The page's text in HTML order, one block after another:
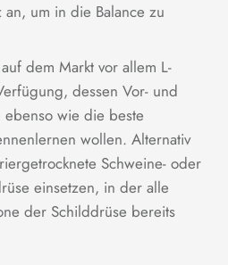
an, um in die Balance zu
dem Markt vor allem L-
dessen Vor- und
wie die beste
wollen. Alternativ
Schweine- oder
einsetzen, in der alle
der Schilddrüse bereits